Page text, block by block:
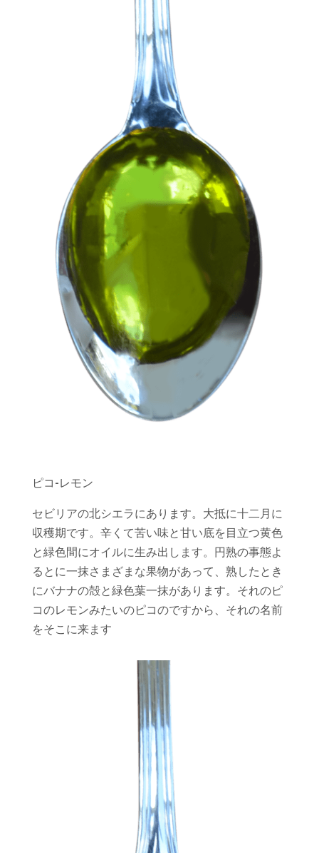
ピコ‐レモン
セビリアの北シエラにあります。大抵に十二月に
収穫期です。辛くて苦い味と甘い底を目立つ黄色
と緑色間にオイルに生み出します。円熟の事態よ
るとに一抹さまざまな果物があって、熟したとき
にバナナの殻と緑色葉一抹があります。それのピ
コのレモンみたいのピコのですから、それの名前
をそこに来ます